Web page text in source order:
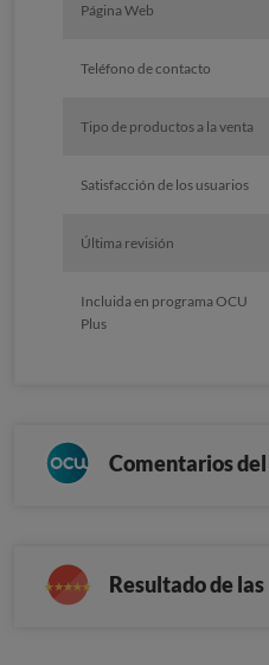
Página Web
Teléfono de contacto
Tipo de productos a la venta
Satisfacción de los usuarios
Última revisión
Incluida en programa OCU
Plus
Comentarios
Resultado de